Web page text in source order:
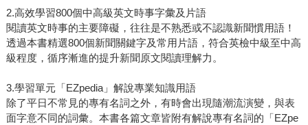
2.高效學習800個中高級英文時事字彙及片語
閱讀英文時事的主要障礙，往往是不熟悉或不認識新聞慣用語！
透過本書精選800個新聞關鍵字及常用片語，符合英檢中級至中高
級程度，循序漸進的提升新聞原文閱讀理解力。
3.學習單元「EZpedia」解說專業知識用語
除了平日不常見的專有名詞之外，有時會出現隨潮流演變，與表
面字意不同的詞彙。本書各篇文章皆附有解說專有名詞的「EZpe